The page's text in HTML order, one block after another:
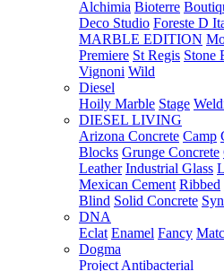
Alchimia Bioterre
Deco Studio Foreste D
MARBLE EDITION
Premiere St Regis Stone
Vignoni Wild
Diesel
Hoily Marble Stage
DIESEL LIVING
Arizona Concrete Camp
Blocks Grunge Concrete
Leather Industrial Glass
Mexican Cement Ribbed
Blind Solid Concrete
DNA
Eclat Enamel Fancy
Dogma
Project Antibacterial